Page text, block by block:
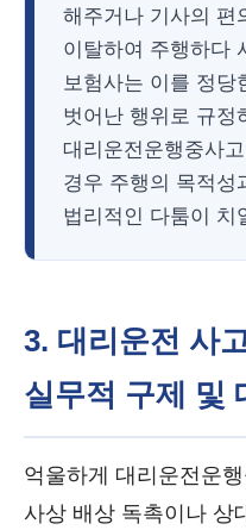
해주거나 기사의 편
이탈하여 주행하다
보험사는 이를 정당
벗어난 행위로 규정
대리운전운행중사
경우 주행의 목적성
법리적인 다툼이 치
3. 대리운전 사
실무적 구제 및
억울하게 대리운전운
사상 배상 독촉이나 상